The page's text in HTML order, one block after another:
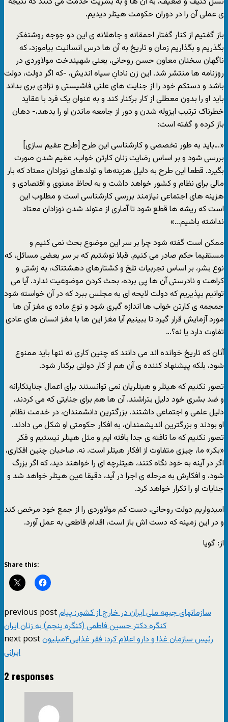
ى عملى آن را در دوران حکومت هیتلر دیدیم.
باز گفتیم از کنار گفتار احمقانه و جاهلانه ى این دو جوجه روشنفکر
بگذریم و بگذاریم زمان و تاریخ به آن ها درس انسانیت بیاموزد، که
ناگهان سخنان معاون حسن روحانى، یعنى شهیندخت مولاوردى در
روزنامه ها منتشر شد. این زن نادانِ سیاه اندیش، -که اگر دولت، دولت
باشد و دستکم خود را از جنایت هاى علنى فاشیستى و نژادى برى بداند
باید او را بدون معطلى از کار برکنار کند و به عنوان یک فرد با عقاید
خطرناک ترتیب ایزوله شدن و دور از جامعه ماندن او را بدهد،- دهان
باز کرده و گفته است:
«…باید به طور تخصصی و کارشناسی این طرح [طرح عقیم سازى]
بررسی شود و بر اساس رضایت زنان کارتن خواب، عقیم شدن صورت
بگیرد. قطعا این طرح به دلیل هزینه‌ها و تولدهای نوزادان معتاد که بار
مالی برای نظام و کشور خواهد داشت و به لحاظ معنوی و اقتصادی و
هزینه های اجتماعی نیازمند بررسی کارشناسی است و مطلوب این
است که ریشه ها قطع شود تا آماری از متولد شدن نوزادان معتاد
نداشته باشیم…»
ممکن است گفته شود چرا بر سر این موضوع بحث نمى کنیم و
مستقیما حکم صادر مى کنیم. قبلا نوشتیم که بر سر بعضى مسائل، که
نوع بشر، بر اساس تجربیات تلخ و کشتارهاى دهشتناک، به زشتى و
کراهت و نادرستى آن ها پى برده، بحث کردن موضوعیت ندارد. آیا مى
توانیم بپذیریم که دولت لایحه اى به مجلس ببرد که در آن خواسته شود
جمجمه ى کارتن خواب ها اندازه گیرى شود و نوع ماده ى مغز آن ها
مورد آزمایش قرار گیرد تا ببینیم آیا مغز این ها با مغز انسان هاى عادى
تفاوت دارد یا نه؟…
آنان که تاریخ خوانده اند مى دانند که چنین کارى نه تنها باید ممنوع
شود، بلکه پیشنهاد کننده ى آن هم از کار دولتى برکنار شود.
تصور نکنیم که هیتلر و هیتلریان نمى توانستند براى اعمال جنایتکارانه
و ضد بشرى خود دلیل بتراشند. آن ها هم براى جنایتى که مى کردند،
دلیل علمى و اجتماعى داشتند. بزرگترین دانشمندان، در خدمت نظام
او بودند و بزرگترین اندیشمندان، به افکار حکومتى او شکل مى دادند.
تصور نکنیم که ما تافته ى جدا بافته ایم و مثل هیتلر نیستیم و فکر
«بکر» ما، چیزى متفاوت از افکار هیتلر است. نه. صاحبان چنین افکارى،
اگر در آینه به خود نگاه کنند، هیتلرچه اى را خواهند دید، که اگر بزرگ
شود، و افکارش به مرحله ى اجرا در آید، دقیقا عین هیتلر خواهد شد و
جنایات او را تکرار خواهد کرد.
امیدواریم دولت روحانى، دست کم مولاوردى را از جمع خود مرخص کند
و در این زمینه که دست اش باز است، اقدام قاطعى به عمل آورد.
از: گویا
Share this:
previous postسازمانهای جبهه ملی ایران در خارج از کشور: پیام
کنگره دکتر حسین فاطمی (کنگره پنجم) به زنان ایران
next postرئیس سازمان غذا و دارو اعلام کرد؛ فقر غذایی۴میلیون
ایرانی
2 responses